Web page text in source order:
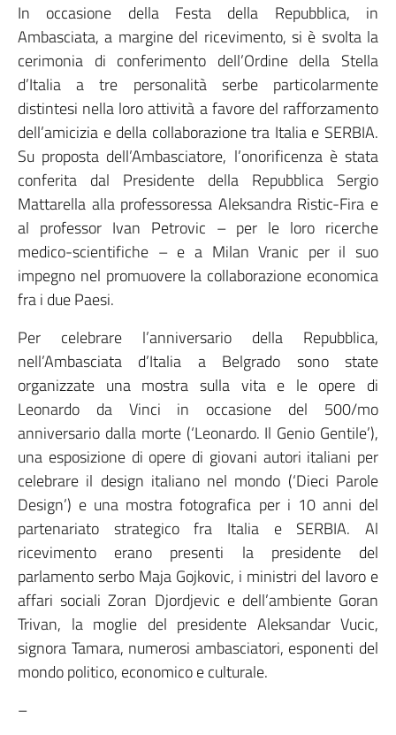
In occasione della Festa della Repubblica, in
Ambasciata, a margine del ricevimento, si è svolta la
cerimonia di conferimento dell’Ordine della Stella
d’Italia a tre personalità serbe particolarmente
distintesi nella loro attività a favore del rafforzamento
dell’amicizia e della collaborazione tra Italia e SERBIA.
Su proposta dell’Ambasciatore, l’onorificenza è stata
conferita dal Presidente della Repubblica Sergio
Mattarella alla professoressa Aleksandra Ristic-Fira e
al professor Ivan Petrovic – per le loro ricerche
medico-scientifiche – e a Milan Vranic per il suo
impegno nel promuovere la collaborazione economica
fra i due Paesi.
Per celebrare l’anniversario della Repubblica,
nell’Ambasciata d’Italia a Belgrado sono state
organizzate una mostra sulla vita e le opere di
Leonardo da Vinci in occasione del 500/mo
anniversario dalla morte (‘Leonardo. Il Genio Gentile’),
una esposizione di opere di giovani autori italiani per
celebrare il design italiano nel mondo (‘Dieci Parole
Design’) e una mostra fotografica per i 10 anni del
partenariato strategico fra Italia e SERBIA. Al
ricevimento erano presenti la presidente del
parlamento serbo Maja Gojkovic, i ministri del lavoro e
affari sociali Zoran Djordjevic e dell’ambiente Goran
Trivan, la moglie del presidente Aleksandar Vucic,
signora Tamara, numerosi ambasciatori, esponenti del
mondo politico, economico e culturale.
–